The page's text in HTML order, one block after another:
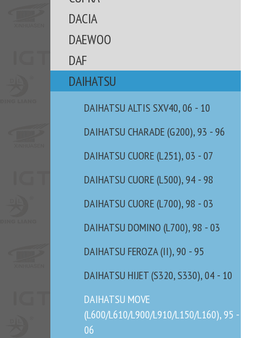
DACIA
DAEWOO
DAF
DAIHATSU
DAIHATSU ALTIS SXV40, 06 - 10
DAIHATSU CHARADE (G200), 93 - 96
DAIHATSU CUORE (L251), 03 - 07
DAIHATSU CUORE (L500), 94 - 98
DAIHATSU CUORE (L700), 98 - 03
DAIHATSU DOMINO (L700), 98 - 03
DAIHATSU FEROZA (II), 90 - 95
DAIHATSU HIJET (S320, S330), 04 - 10
DAIHATSU MOVE
(L600/L610/L900/L910/L150/L160), 95 -
06